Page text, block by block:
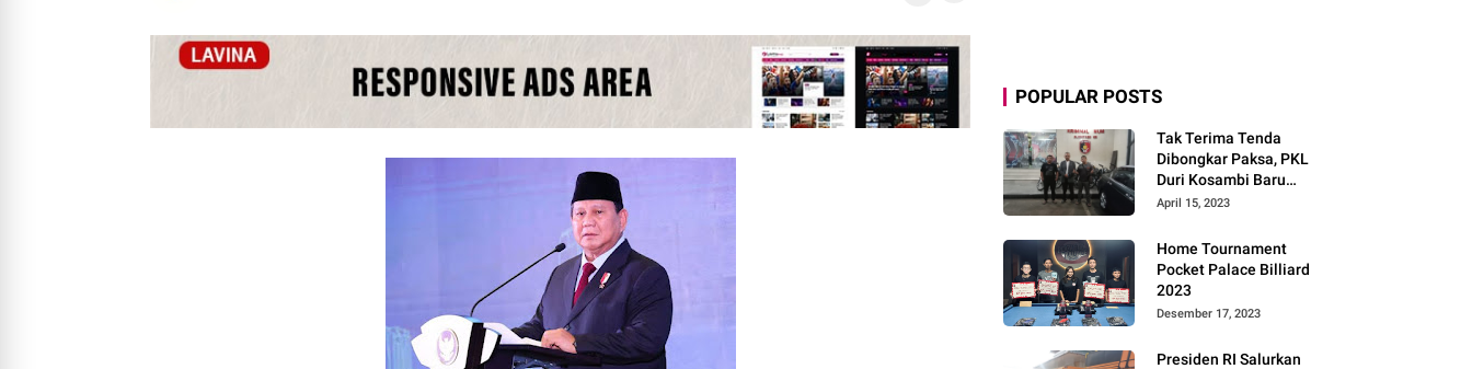
POPULAR POSTS
Tak Terima Tenda
Dibongkar Paksa, PKL
Duri Kosambi Baru
Gugat PT MD
April 15, 2023
Home Tournament
Pocket Palace Billiard
2023
Desember 17, 2023
Presiden RI Salurkan